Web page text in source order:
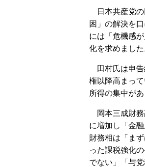
日本共産党の
困」の解決を
には「危機感
化を求めました
田村氏は申告
権以降高まっ
所得の集中が
岡本三成財務
に増加し「金
財務相は「ま
った課税強化
でない」「与